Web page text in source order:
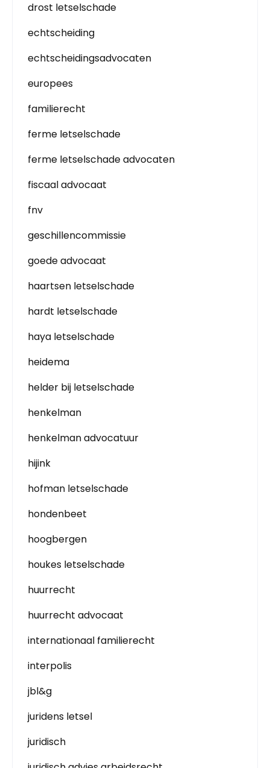
drost letselschade
echtscheiding
echtscheidingsadvocaten
europees
familierecht
ferme letselschade
ferme letselschade advocaten
fiscaal advocaat
fnv
geschillencommissie
goede advocaat
haartsen letselschade
hardt letselschade
haya letselschade
heidema
helder bij letselschade
henkelman
henkelman advocatuur
hijink
hofman letselschade
hondenbeet
hoogbergen
houkes letselschade
huurrecht
huurrecht advocaat
internationaal familierecht
interpolis
jbl&g
juridens letsel
juridisch